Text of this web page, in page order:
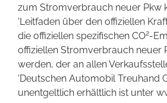
zum Stromverbrauch neuer Pkw
'Leitfaden über den offiziellen
die offiziellen spezifischen CO2-
offiziellen Stromverbrauch neuer
werden, der an allen
'Deutschen Automobil Treuhand
unentgeltlich erhältlich ist unter